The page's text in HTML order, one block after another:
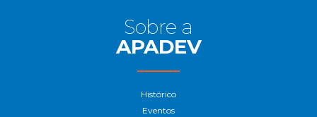
Sobre a
APADEV
Histórico
Eventos